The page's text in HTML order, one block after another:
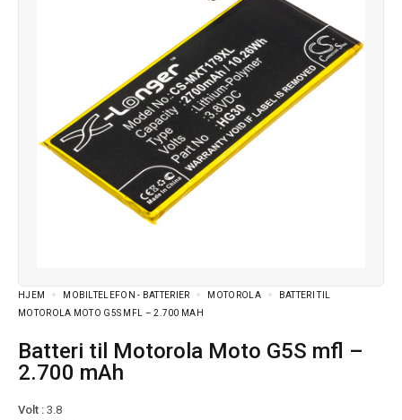
HJEM MOBILTELEFON - BATTERIER MOTOROLA
BATTERI TIL
MOTOROLA MOTO G5S MFL – 2.700 MAH
Batteri til Motorola Moto G5S mfl –
2.700 mAh
Volt : 3.8